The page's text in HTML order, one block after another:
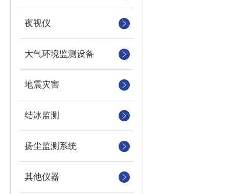
夜视仪
大气环境监测设备
地震灾害
结冰监测
扬尘监测系统
其他仪器